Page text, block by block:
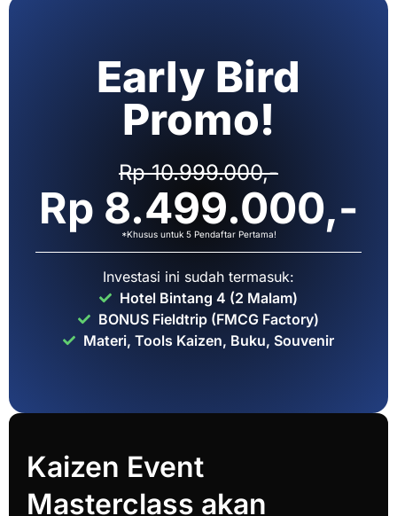
Early Bird
Promo!
Rp 10.999.000,-
Rp 8.499.000,-
*Khusus untuk 5 Pendaftar Pertama!
Investasi ini sudah termasuk:
Hotel Bintang 4 (2 Malam)
BONUS Fieldtrip (FMCG Factory)
Materi, Tools Kaizen, Buku, Souvenir
Kaizen Event
Masterclass akan